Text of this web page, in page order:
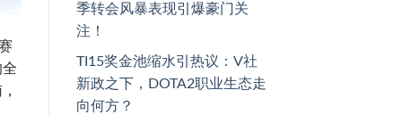
季转会风暴表现引爆豪门关
注！
TI15奖金池缩水引热议：V社
新政之下，DOTA2职业生态走
向何方？